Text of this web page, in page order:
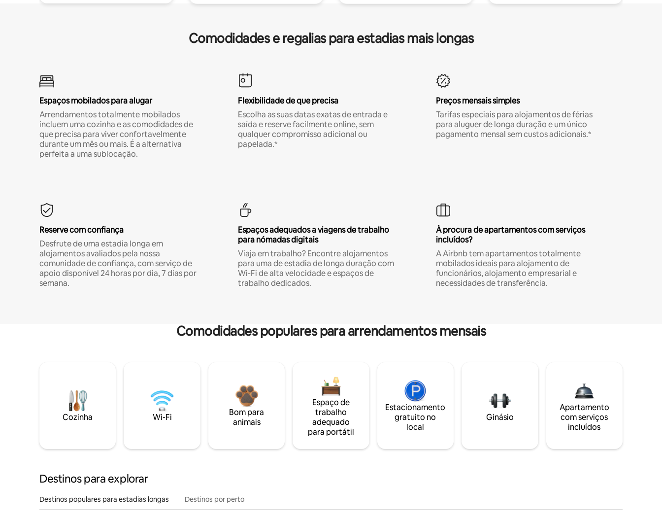
Comodidades e regalias para estadias mais longas
Espaços mobilados para alugar
Arrendamentos totalmente mobilados
incluem uma cozinha e as comodidades de
que precisa para viver confortavelmente
durante um mês ou mais. É a alternativa
perfeita a uma sublocação.
Flexibilidade de que precisa
Escolha as suas datas exatas de entrada e
saída e reserve facilmente online, sem
qualquer compromisso adicional ou
papelada.*
Preços mensais simples
Tarifas especiais para alojamentos de férias
para aluguer de longa duração e um único
pagamento mensal sem custos adicionais.*
Reserve com confiança
Desfrute de uma estadia longa em
alojamentos avaliados pela nossa
comunidade de confiança, com serviço de
apoio disponível 24 horas por dia, 7 dias por
semana.
Espaços adequados a viagens de trabalho
para nómadas digitais
Viaja em trabalho? Encontre alojamentos
para uma de estadia de longa duração com
Wi-Fi de alta velocidade e espaços de
trabalho dedicados.
À procura de apartamentos com serviços
incluídos?
A Airbnb tem apartamentos totalmente
mobilados ideais para alojamento de
funcionários, alojamento empresarial e
necessidades de transferência.
Comodidades populares para arrendamentos mensais
Cozinha Wi-Fi
Bom para
animais
Espaço de
trabalho
adequado
para portátil
Estacionamento
gratuito no
local
Ginásio
Apartamento
com serviços
incluídos
Destinos para explorar
Destinos populares para estadias longas Destinos por perto